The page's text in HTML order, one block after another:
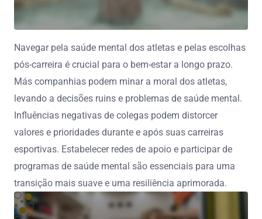
Navegar pela saúde mental dos atletas e pelas escolhas
pós-carreira é crucial para o bem-estar a longo prazo.
Más companhias podem minar a moral dos atletas,
levando a decisões ruins e problemas de saúde mental.
Influências negativas de colegas podem distorcer
valores e prioridades durante e após suas carreiras
esportivas. Estabelecer redes de apoio e participar de
programas de saúde mental são essenciais para uma
transição mais suave e uma resiliência aprimorada.